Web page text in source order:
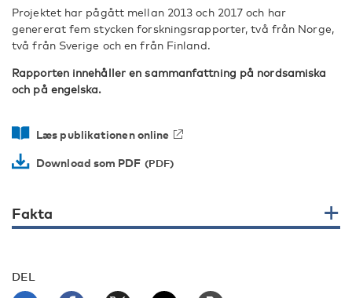
Projektet har pågått mellan 2013 och 2017 och har
genererat fem stycken forskningsrapporter, två från Norge,
två från Sverige och en från Finland.
Rapporten innehåller en sammanfattning på nordsamiska
och på engelska.
Læs publikationen online
Download som PDF
Fakta
DEL